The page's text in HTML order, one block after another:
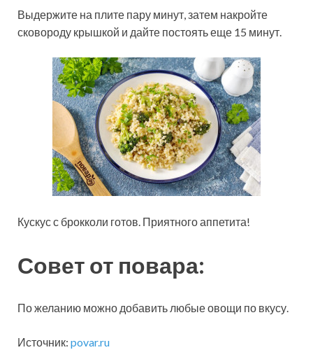
Выдержите на плите пару минут, затем накройте
сковороду крышкой и дайте постоять еще 15 минут.
Кускус с брокколи готов. Приятного аппетита!
Совет от повара:
По желанию можно добавить любые овощи по вкусу.
Источник: povar.ru